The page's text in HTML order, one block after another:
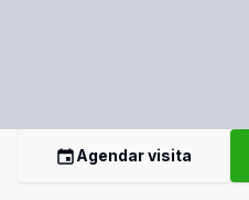
Agendar visita